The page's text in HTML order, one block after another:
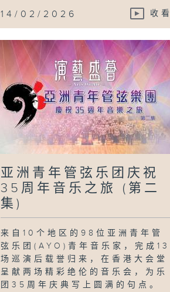
14/02/2026 收看
亚洲青年管弦乐团庆祝
35周年音乐之旅 (第二
集)
来自10个地区的98位亚洲青年管
弦乐团(AYO)青年音乐家，完成13
场巡演后载誉归来，在香港大会堂
呈献两场精彩绝伦的音乐会，为乐
团35周年庆典写上圆满的句点。